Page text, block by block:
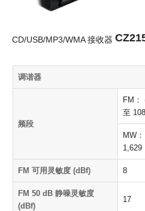
CD/USB/MP3/WMA 接收器
调谐器
频段
FM：
至 108
MW
1,629
FM 可用灵敏度 (dBf) 8
FM 50 dB 静噪灵敏度
(dBf)
17